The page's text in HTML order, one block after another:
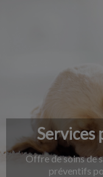
Services
Offre de soins de
préventifs